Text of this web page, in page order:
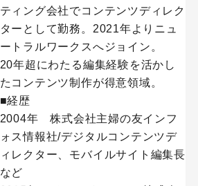
ティング会社でコンテンツディレク
ターとして勤務。2021年よりニュ
ートラルワークスへジョイン。
20年超にわたる編集経験を活かし
たコンテンツ制作が得意領域。
■経歴
2004年 株式会社主婦の友インフ
ォス情報社/デジタルコンテンツデ
ィレクター、モバイルサイト編集長
など